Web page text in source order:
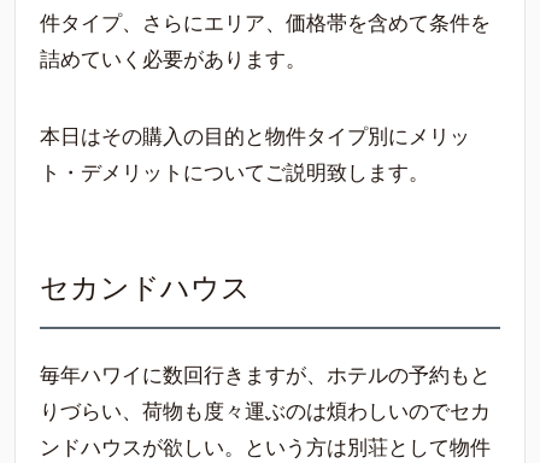
件タイプ、さらにエリア、価格帯を含めて条件を
詰めていく必要があります。
本日はその購入の目的と物件タイプ別にメリッ
ト・デメリットについてご説明致します。
セカンドハウス
毎年ハワイに数回行きますが、ホテルの予約もと
りづらい、荷物も度々運ぶのは煩わしいのでセカ
ンドハウスが欲しい。という方は別荘として物件